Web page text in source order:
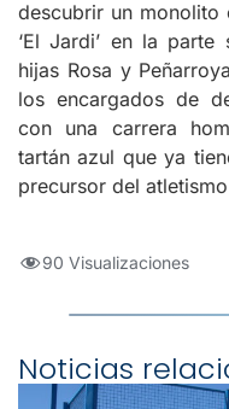
descubrir un monolito
‘El Jardi’ en la parte
hijas Rosa y
los encargados de
con una carrera
tartán azul que ya
precursor del
90 Visualizaciones
Noticias